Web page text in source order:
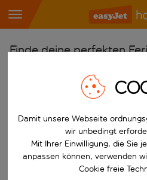
Finde deine perfekten
Beginne mit der Eingabe für die
Wähle deine Flughäfen
Beginne mit der Eingabe für die
Reiseziele finden
Nach
Wähle deine Reisedaten
Wann
Damit unsere Webseite
wir unbedingt
Mit Ihrer Einwilligung, die Sie
anpassen können, verwenden
Cookie freie